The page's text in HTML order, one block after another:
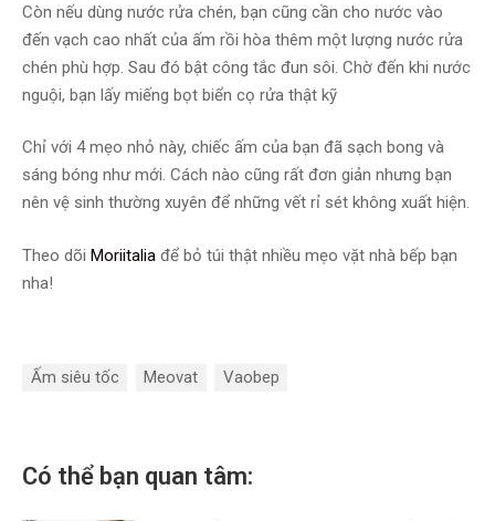
Còn nếu dùng nước rửa chén, bạn cũng cần cho nước vào
đến vạch cao nhất của ấm rồi hòa thêm một lượng nước rửa
chén phù hợp. Sau đó bật công tắc đun sôi. Chờ đến khi nước
nguội, bạn lấy miếng bọt biển cọ rửa thật kỹ
Chỉ với 4 mẹo nhỏ này, chiếc ấm của bạn đã sạch bong và
sáng bóng như mới. Cách nào cũng rất đơn giản nhưng bạn
nên vệ sinh thường xuyên để những vết rỉ sét không xuất hiện.
Theo dõi Moriitalia để bỏ túi thật nhiều mẹo vặt nhà bếp bạn
nha!
Ấm siêu tốc Meovat Vaobep
Có thể bạn quan tâm: